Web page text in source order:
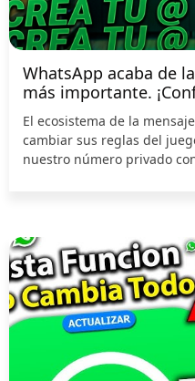
WhatsApp acaba de
más importante.
El ecosistema de la
cambiar sus reglas del
nuestro número privado